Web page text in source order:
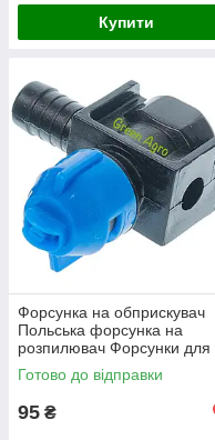
Купити
Форсунка на обприскувач
Польська форсунка на
розпилювач Форсунки для
обприскувача
Готово до відправки
95 ₴